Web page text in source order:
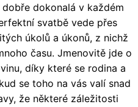
dokonalá v každém
svatbě vede přes
úkolů a úkonů, z nichž
času. Jmenovitě jde o
díky které se rodina a
se toho na vás valí snad
že některé záležitosti